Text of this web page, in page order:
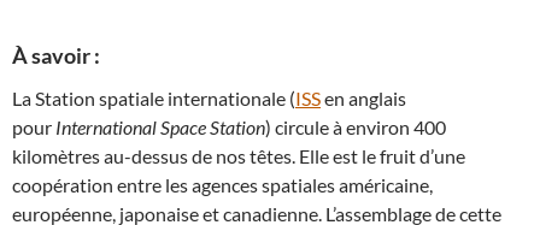
À savoir :
La Station spatiale internationale (ISSen anglais
pour International Space Station) circule à environ 400
kilomètres au-dessus de nos têtes. Elle est le fruit d’une
coopération entre les agences spatiales américaine,
européenne, japonaise et canadienne. L’assemblage de cette